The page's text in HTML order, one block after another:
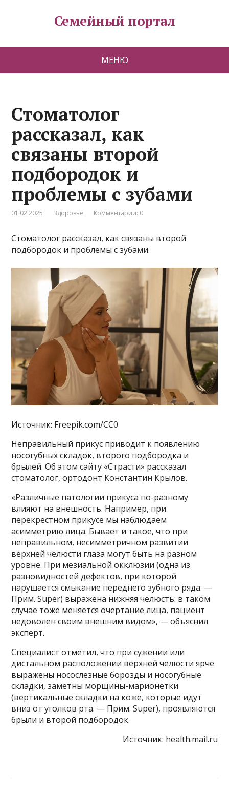
Семейный портал
МЕНЮ
Стоматолог
рассказал, как
связаны второй
подбородок и
проблемы с зубами
01.02.2025 Здоровье Комментарии: 0
Стоматолог рассказал, как связаны второй
подбородок и проблемы с зубами.
Источник: Freepik.com/CC0
Неправильный прикус приводит к появлению
носогубных складок, второго подбородка и
брылей. Об этом сайту «Страсти» рассказал
стоматолог, ортодонт Константин Крылов.
«Различные патологии прикуса по-разному
влияют на внешность. Например, при
перекрестном прикусе мы наблюдаем
асимметрию лица. Бывает и такое, что при
неправильном, несимметричном развитии
верхней челюсти глаза могут быть на разном
уровне. При мезиальной окклюзии (одна из
разновидностей дефектов, при которой
нарушается смыкание переднего зубного ряда. —
Прим. Super) выражена нижняя челюсть: в таком
случае тоже меняется очертание лица, пациент
недоволен своим внешним видом», — объяснил
эксперт.
Специалист отметил, что при сужении или
дистальном расположении верхней челюсти ярче
выражены носослезные борозды и носогубные
складки, заметны морщины-марионетки
(вертикальные складки на коже, которые идут
вниз от уголков рта. — Прим. Super), проявляются
брыли и второй подбородок.
Источник: health.mail.ru